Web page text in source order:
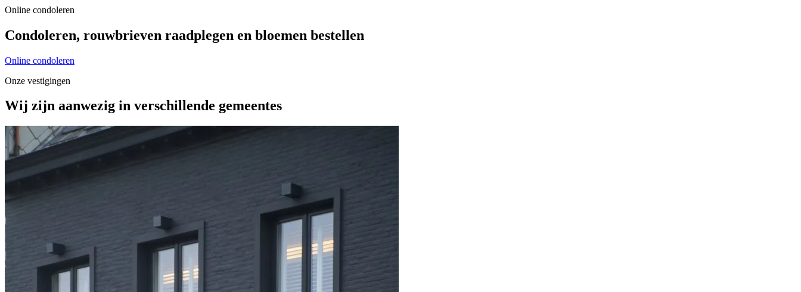
Online condoleren
Condoleren, rouwbrieven raadplegen en bloemen bestellen
Online condoleren
Onze vestigingen
Wij zijn aanwezig in verschillende gemeentes